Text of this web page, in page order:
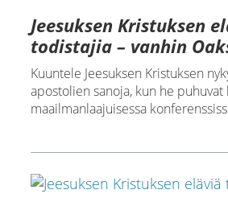
Jeesuksen Kristuksen
todistajia – vanhin
Kuuntele Jeesuksen Kristuksen
apostolien sanoja, kun he
maailmanlaajuisessa